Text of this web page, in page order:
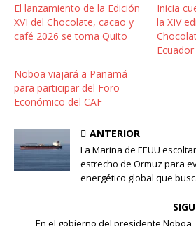
El lanzamiento de la Edición
XVI del Chocolate, cacao y
café 2026 se toma Quito
Inicia
la XIV
Noboa viajará a Panamá
para participar del Foro
Económico del CAF
ANTERIOR
La Marina de EEUU
estrecho de Ormuz para
energético global que
En el gobierno del presidente